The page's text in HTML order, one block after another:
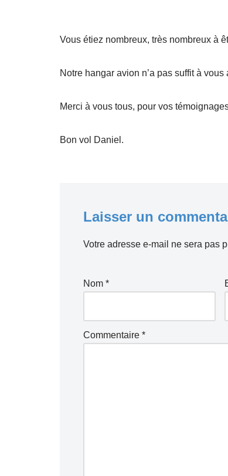
Vous étiez nombreux, très nombreux à
Notre hangar avion n’a pas suffit à
Merci à vous tous, pour vos
Bon vol Daniel.
Laisser un
Votre adresse e-mail ne sera pas
Nom *
Commentaire *